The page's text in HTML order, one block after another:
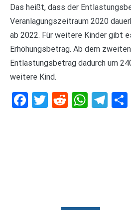
Das heißt, dass der
Veranlagungszeitraum 2020
ab 2022. Für weitere Kinder gibt
Erhöhungsbetrag. Ab dem
Entlastungsbetrag dadurch um
weitere Kind.
Facebook
Twitter
Reddit